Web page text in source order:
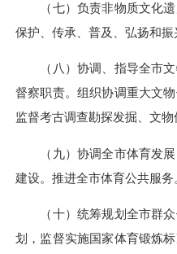
（七）负责非物质文化遗
保护、传承、普及、弘扬和振
（八）协调、指导全市文
督察职责。组织协调重大文
监督考古调查勘探发掘、文物
（九）协调全市体育发展
建设。推进全市体育公共服务
（十）统筹规划全市群众
划，监督实施国家体育锻炼